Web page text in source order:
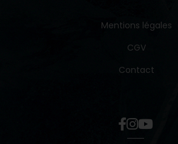
Mentions légales
CGV
Contact